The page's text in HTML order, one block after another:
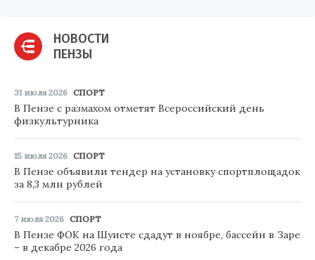
НОВОСТИ
ПЕНЗЫ
31 июля 2026 СПОРТ
В Пензе с размахом отметят Всероссийский день
физкультурника
15 июля 2026 СПОРТ
В Пензе объявили тендер на установку спортплощадок
за 8,3 млн рублей
7 июля 2026 СПОРТ
В Пензе ФОК на Шуисте сдадут в ноябре, бассейн в Заре
– в декабре 2026 года